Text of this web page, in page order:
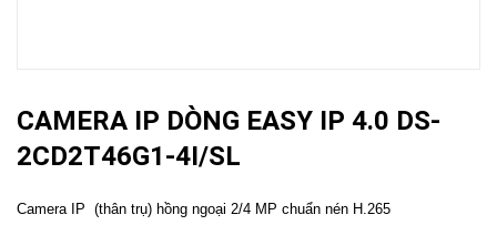
CAMERA IP DÒNG EASY IP 4.0 DS-
2CD2T46G1-4I/SL
Camera IP (thân trụ) hồng ngoại 2/4 MP chuẩn nén H.265